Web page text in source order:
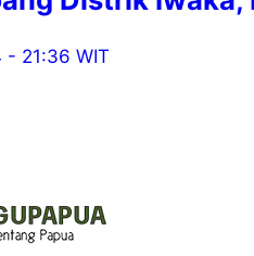
21:36 WIT